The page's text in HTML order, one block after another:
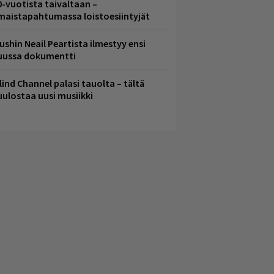
vuotista taivaltaan –
loistoesiintyjät
Neail Peartista ilmestyy ensi
dokumentti
Channel palasi tauolta – tältä
uusi musiikki